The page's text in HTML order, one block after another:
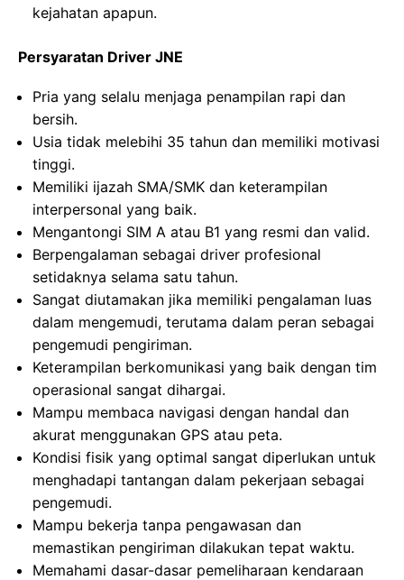
kejahatan apapun.
Persyaratan Driver JNE
Pria yang selalu menjaga penampilan rapi dan
bersih.
Usia tidak melebihi 35 tahun dan memiliki motivasi
tinggi.
Memiliki ijazah SMA/SMK dan keterampilan
interpersonal yang baik.
Mengantongi SIM A atau B1 yang resmi dan valid.
Berpengalaman sebagai driver profesional
setidaknya selama satu tahun.
Sangat diutamakan jika memiliki pengalaman luas
dalam mengemudi, terutama dalam peran sebagai
pengemudi pengiriman.
Keterampilan berkomunikasi yang baik dengan tim
operasional sangat dihargai.
Mampu membaca navigasi dengan handal dan
akurat menggunakan GPS atau peta.
Kondisi fisik yang optimal sangat diperlukan untuk
menghadapi tantangan dalam pekerjaan sebagai
pengemudi.
Mampu bekerja tanpa pengawasan dan
memastikan pengiriman dilakukan tepat waktu.
Memahami dasar-dasar pemeliharaan kendaraan